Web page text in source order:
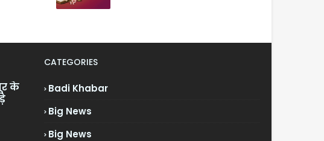
के
CATEGORIES
Badi Khabar
Big News
Big News